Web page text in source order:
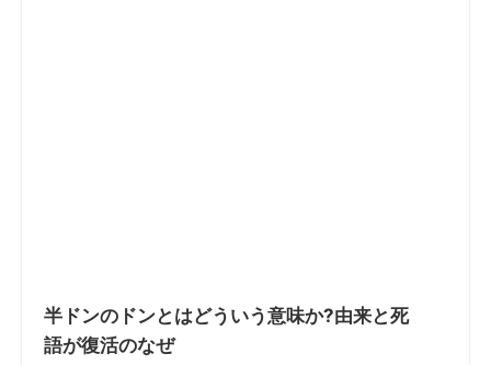
半ドンのドンとはどういう意味か?由来と死
語が復活のなぜ